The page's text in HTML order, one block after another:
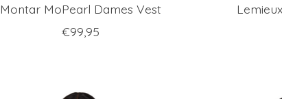
Montar MoPearl Dames Vest
€99,95